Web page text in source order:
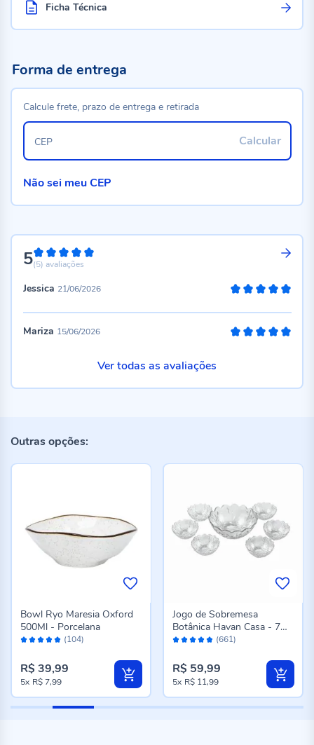
Ficha Técnica
5100%
(5) avaliações
Jessica 21/06/2026
Mariza 15/06/2026
Ver todas as avaliações
Forma de entrega
Calcule frete, prazo de entrega e retirada
Calcular
CEP
Não sei meu CEP
Outras opções:
Avaliação: (104)
Bowl Ryo Maresia Oxford
500Ml - Porcelana
R$ 39,99
5x R$ 7,99
Avaliação: (661)
Jogo de Sobremesa
Botânica Havan Casa - 7
Peças
R$ 59,99
5x R$ 11,99